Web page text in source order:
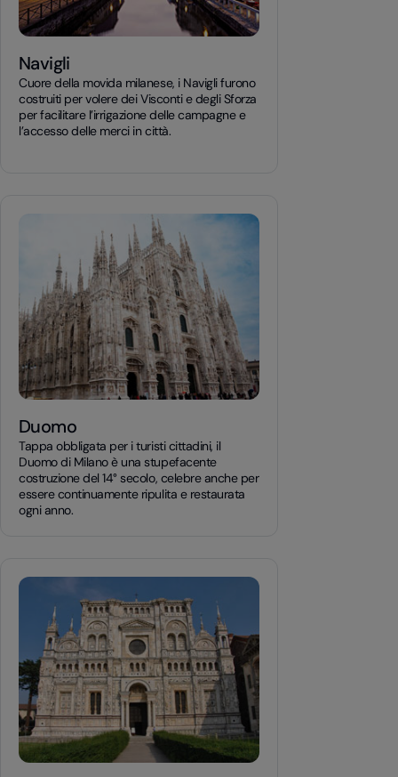
Navigli
Cuore della movida milanese, i Navigli furono
costruiti per volere dei Visconti e degli Sforza
per facilitare l’irrigazione delle campagne e
l’accesso delle merci in città.
Duomo
Tappa obbligata per i turisti cittadini, il
Duomo di Milano è una stupefacente
costruzione del 14° secolo, celebre anche per
essere continuamente ripulita e restaurata
ogni anno.